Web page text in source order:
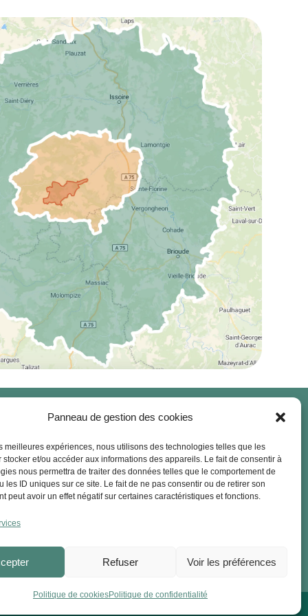
Panneau de gestion des cookies
meilleures expériences, nous utilisons des technologies telles que les
stocker et/ou accéder aux informations des appareils. Le fait de consentir à
nous permettra de traiter des données telles que le comportement de
les ID uniques sur ce site. Le fait de ne pas consentir ou de retirer son
peut avoir un effet négatif sur certaines caractéristiques et fonctions.
Refuser Voir les préférences
Politique de cookiesPolitique de confidentialité

Contact
ines@truffeaupoil.fr